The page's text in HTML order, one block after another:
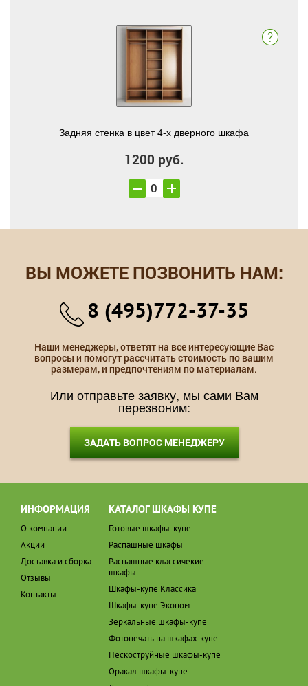
Задняя стенка в цвет 4-х дверного шкафа
1200 руб.
ВЫ МОЖЕТЕ ПОЗВОНИТЬ НАМ:
8 (495)772-37-35
Наши менеджеры, ответят на все интересующие Вас
вопросы и помогут рассчитать стоимость по вашим
размерам, и предпочтениям по материалам.
Или отправьте заявку, мы сами Вам
перезвоним:
ЗАДАТЬ ВОПРОС МЕНЕДЖЕРУ
ИНФОРМАЦИЯ
О компании
Акции
Доставка и сборка
Отзывы
Контакты
КАТАЛОГ ШКАФЫ КУПЕ
Готовые шкафы-купе
Распашные шкафы
Распашные классичекие
шкафы
Шкафы-купе Классика
Шкафы-купе Эконом
Зеркальные шкафы-купе
Фотопечать на шкафах-купе
Пескоструйные шкафы-купе
Оракал шкафы-купе